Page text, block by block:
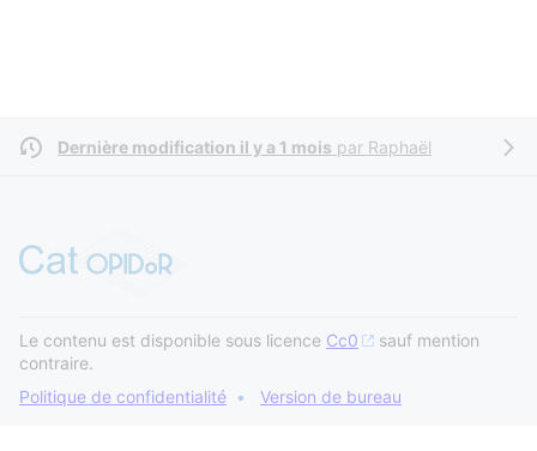
Dernière modification il y a 1 mois par Raphaël
Le contenu est disponible sous licence Cc0
sauf mention
contraire.
Politique de confidentialité
Version de bureau